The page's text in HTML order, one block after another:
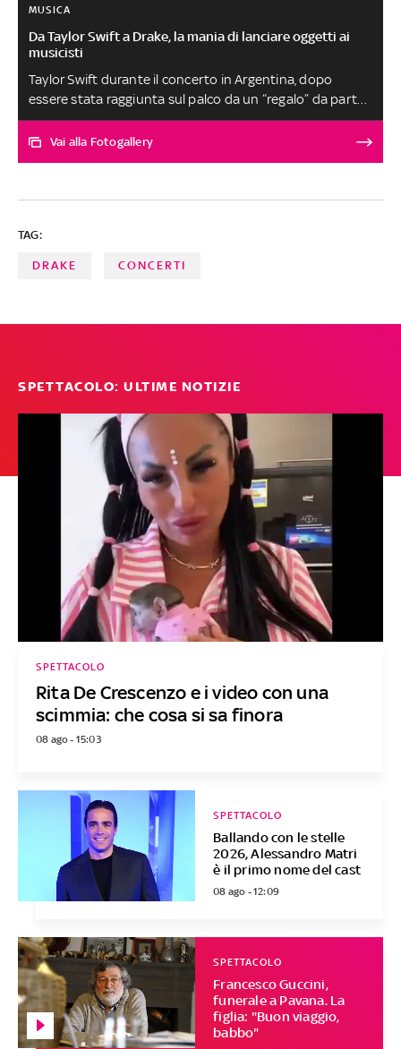
MUSICA
Da Taylor Swift a Drake, la mania di lanciare oggetti ai
musicisti
Taylor Swift durante il concerto in Argentina, dopo
essere stata raggiunta sul palco da un “regalo” da parte
di un fan, l'ha rimproverato. 'Mi fa paura questa cosa', ha
detto. Il deprecabile trend di bersagliare le star della
passato, ai tempi del pipistrello di Ozzy Osbourne e del
vittime di lanci sul palco (di Camilla Sernagiotto)
Vai alla Fotogallery
TAG:
DRAKE CONCERTI
SPETTACOLO: ULTIME NOTIZIE
Rita De Crescenzo e i video con una
scimmia: che cosa si sa finora
SPETTACOLO
08 ago - 15:03
Ballando con le stelle
2026, Alessandro Matri
è il primo nome del cast
SPETTACOLO
08 ago - 12:09
Francesco Guccini,
funerale a Pavana. La
figlia: "Buon viaggio,
babbo"
SPETTACOLO